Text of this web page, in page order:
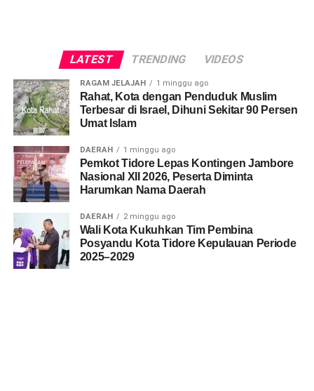
LATEST TRENDING VIDEOS
RAGAM JELAJAH 1 minggu ago
Rahat, Kota dengan Penduduk Muslim
Terbesar di Israel, Dihuni Sekitar 90 Persen
Umat Islam
DAERAH 1 minggu ago
Pemkot Tidore Lepas Kontingen Jambore
Nasional XII 2026, Peserta Diminta
Harumkan Nama Daerah
DAERAH 2 minggu ago
Wali Kota Kukuhkan Tim Pembina
Posyandu Kota Tidore Kepulauan Periode
2025–2029